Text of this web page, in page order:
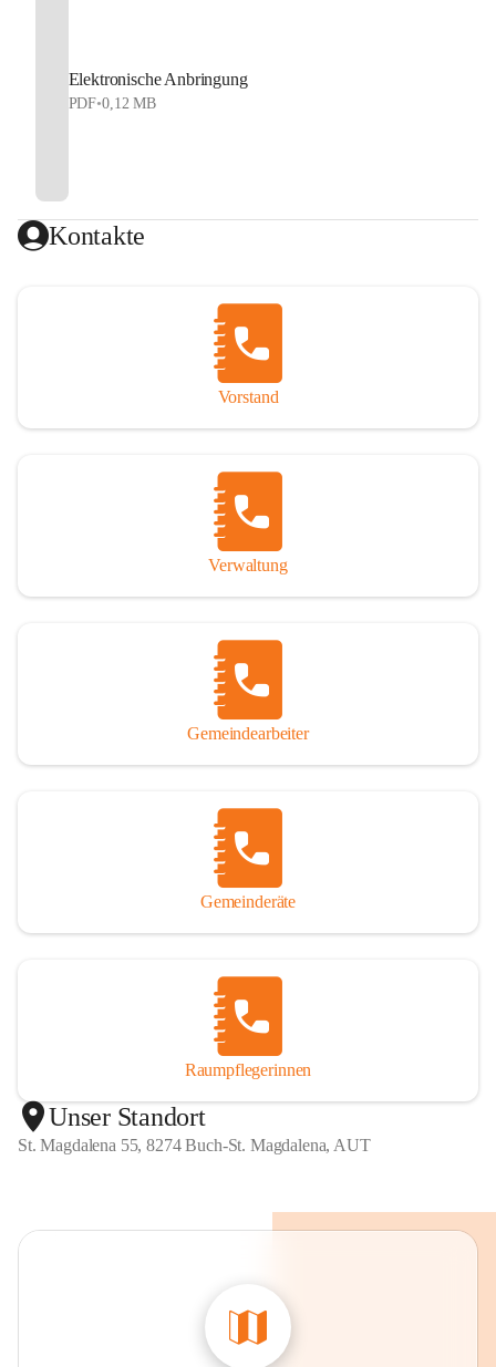
Elektronische Anbringung
PDF•0,12 MB
Kontakte
Vorstand
Verwaltung
Gemeindearbeiter
Gemeinderäte
Raumpflegerinnen
Unser Standort
St. Magdalena 55, 8274 Buch-St. Magdalena, AUT